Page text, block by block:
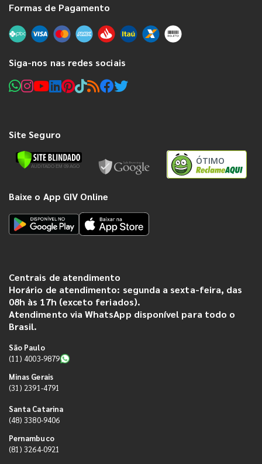
Formas de Pagamento
Siga-nos nas redes sociais
Site Seguro
ÓTIMO
Baixe o App GIV Online
Centrais de atendimento
Horário de atendimento: segunda a sexta-feira, das
08h às 17h (exceto feriados).
Atendimento via WhatsApp disponível para todo o
Brasil.
São Paulo
(11) 4003-9879
Minas Gerais
(31) 2391-4791
Santa Catarina
(48) 3380-9406
Pernambuco
(81) 3264-0921